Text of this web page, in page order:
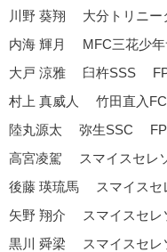
川野 葵翔 大分トリニ
内海 輝月 MFC三花少
大戸 涼雅 臼杵SSS
村上 真威人 竹田直入
陸丸源太 弥生SSC
高宮凌駕 スマイスセ
後藤 瑛琉馬 スマイス
矢野 翔介 スマイスセ
黒川 舜梁 スマイスセ